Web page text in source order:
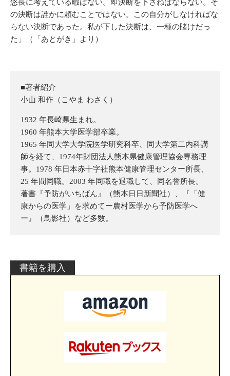
悠長に考えている暇はない。即決断を下さねばならない。そ
の決断は誰かに頼むことではない。この自分がしなければな
らない決断であった。私が下した決断は、一種の賭けだっ
た」（「あとがき」より）
■著者紹介
小山 和作（こやま わさく）
1932 年長崎県生まれ。
1960 年熊本大学医学部卒業。
1965 年同大学大学院医学研究科卒、同大学第二内科講
師を経て、1974年財団法人熊本県健康管理協会専務理
事。1978 年日本赤十字社熊本健康管理センター所長、
25 年間同職。2003 年同職を退職して、同名誉所長。
著書『予防がいちばん』（熊本日日新聞社）、『「健
康からの医学」を求めてー農村医学から予防医学へ
ー』（鳥影社）など多数。
書籍を購入